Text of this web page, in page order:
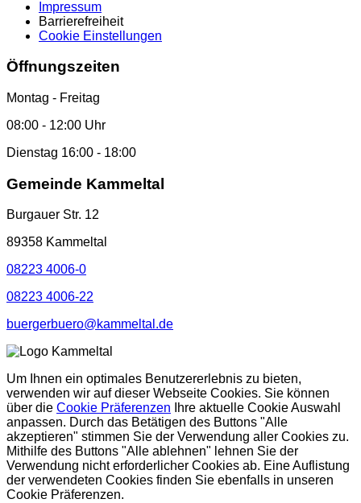
Impressum
Barrierefreiheit
Cookie Einstellungen
Öffnungszeiten
Montag - Freitag
08:00 - 12:00 Uhr
Dienstag 16:00 - 18:00
Gemeinde Kammeltal
Burgauer Str. 12
89358 Kammeltal
08223 4006-0
08223 4006-22
buergerbuero@kammeltal.de
Um Ihnen ein optimales Benutzererlebnis zu bieten,
verwenden wir auf dieser Webseite Cookies. Sie können
über die Cookie Präferenzen Ihre aktuelle Cookie Auswahl
anpassen. Durch das Betätigen des Buttons "Alle
akzeptieren" stimmen Sie der Verwendung aller Cookies zu.
Mithilfe des Buttons "Alle ablehnen" lehnen Sie der
Verwendung nicht erforderlicher Cookies ab. Eine Auflistung
der verwendeten Cookies finden Sie ebenfalls in unseren
Cookie Präferenzen.